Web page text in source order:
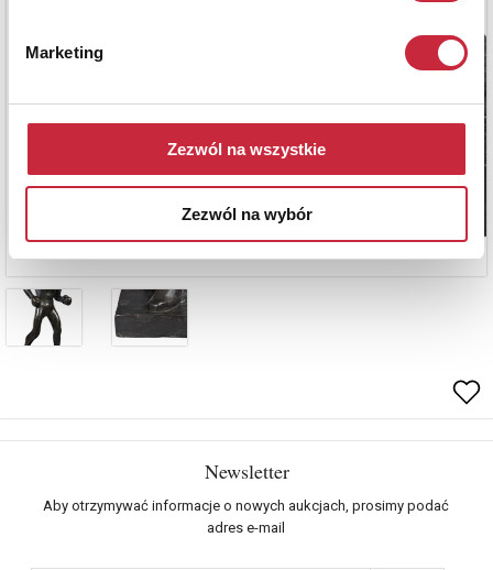
Marketing
Zezwól na wszystkie
Zezwól na wybór
Newsletter
Aby otrzymywać informacje o nowych aukcjach, prosimy podać
adres e-mail